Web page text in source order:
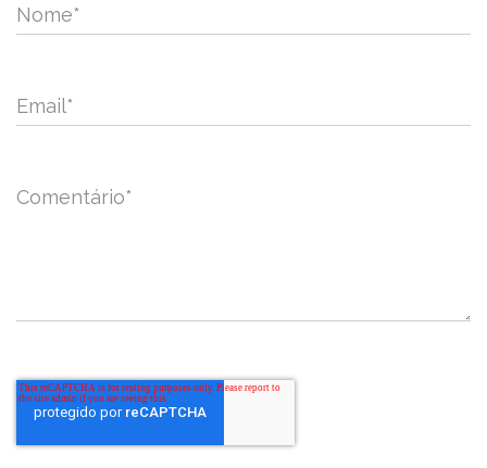
Nome*
Email*
Comentário*